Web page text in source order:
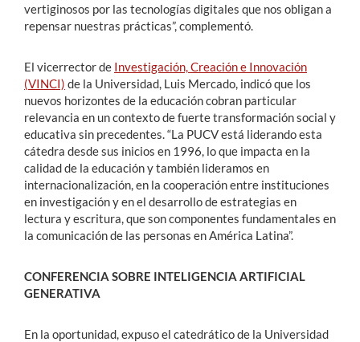
vertiginosos por las tecnologías digitales que nos obligan a
repensar nuestras prácticas”, complementó.
El vicerrector de Investigación, Creación e Innovación
(VINCI) de la Universidad, Luis Mercado, indicó que los
nuevos horizontes de la educación cobran particular
relevancia en un contexto de fuerte transformación social y
educativa sin precedentes. “La PUCV está liderando esta
cátedra desde sus inicios en 1996, lo que impacta en la
calidad de la educación y también lideramos en
internacionalización, en la cooperación entre instituciones
en investigación y en el desarrollo de estrategias en
lectura y escritura, que son componentes fundamentales en
la comunicación de las personas en América Latina”.
CONFERENCIA SOBRE INTELIGENCIA ARTIFICIAL
GENERATIVA
En la oportunidad, expuso el catedrático de la Universidad